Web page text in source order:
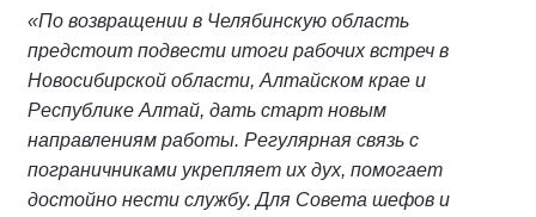
«По возвращении в Челябинскую область
предстоит подвести итоги рабочих встреч в
Новосибирской области, Алтайском крае и
Республике Алтай, дать старт новым
направлениям работы. Регулярная связь с
пограничниками укрепляет их дух, помогает
достойно нести службу. Для Совета шефов и